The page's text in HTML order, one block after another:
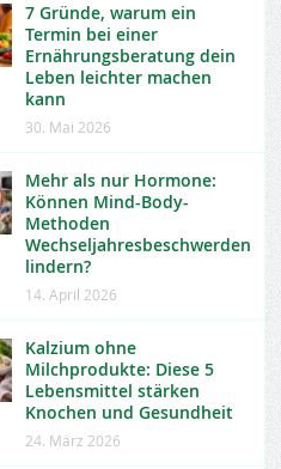
7 Gründe, warum ein
Termin bei einer
Ernährungsberatung dein
Leben leichter machen
kann
30. Mai 2026
Mehr als nur Hormone:
Können Mind-Body-
Methoden
Wechseljahresbeschwerden
lindern?
14. April 2026
Kalzium ohne
Milchprodukte: Diese 5
Lebensmittel stärken
Knochen und Gesundheit
24. März 2026